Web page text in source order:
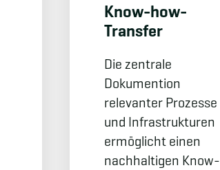
Know-how-
Transfer
Die zentrale
Dokumention
relevanter Prozesse
und Infrastrukturen
ermöglicht einen
nachhaltigen Know-